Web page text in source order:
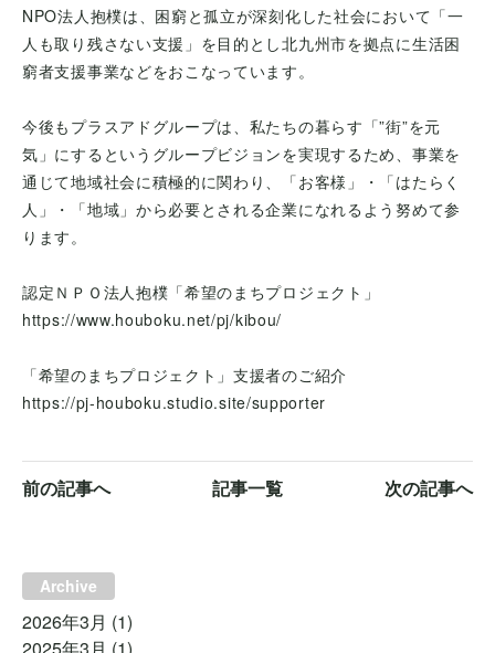
NPO法人抱樸は、困窮と孤立が深刻化した社会において「一
人も取り残さない支援」を目的とし北九州市を拠点に生活困
窮者支援事業などをおこなっています。
今後もプラスアドグループは、私たちの暮らす「”街”を元
気」にするというグループビジョンを実現するため、事業を
通じて地域社会に積極的に関わり、「お客様」・「はたらく
人」・「地域」から必要とされる企業になれるよう努めて参
ります。
認定ＮＰＯ法人抱樸「希望のまちプロジェクト」
https://www.houboku.net/pj/kibou/
「希望のまちプロジェクト」支援者のご紹介
https://pj-houboku.studio.site/supporter
前の記事へ 記事一覧 次の記事へ
Archive
2026年3月 (1)